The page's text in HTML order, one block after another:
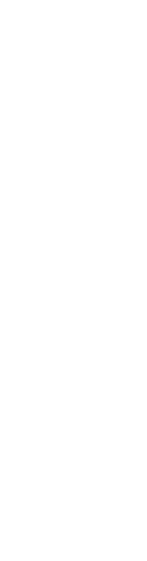
Grey